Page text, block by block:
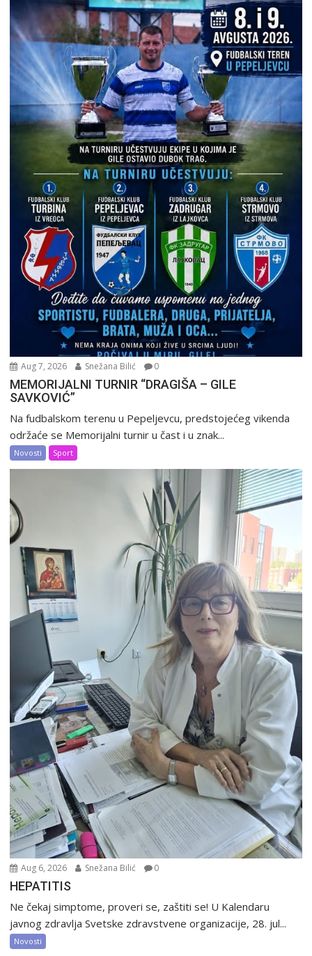
Aug 7, 2026 Snežana Bilić 0
MEMORIJALNI TURNIR “DRAGIŠA – GILE
SAVKOVIĆ”
Na fudbalskom terenu u Pepeljevcu, predstojećeg vikenda
održaće se Memorijalni turnir u čast i u znak...
Novosti Sport
Aug 6, 2026 Snežana Bilić 0
HEPATITIS
Ne čekaj simptome, proveri se, zaštiti se! U Kalendaru
javnog zdravlja Svetske zdravstvene organizacije, 28. jul...
Novosti